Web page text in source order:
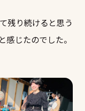
残り続けると思う
感じたのでした。